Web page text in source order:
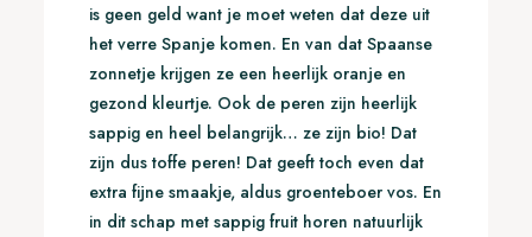
is geen geld want je moet weten dat deze uit
het verre Spanje komen. En van dat Spaanse
zonnetje krijgen ze een heerlijk oranje en
gezond kleurtje. Ook de peren zijn heerlijk
sappig en heel belangrijk… ze zijn bio! Dat
zijn dus toffe peren! Dat geeft toch even dat
extra fijne smaakje, aldus groenteboer vos. En
in dit schap met sappig fruit horen natuurlijk